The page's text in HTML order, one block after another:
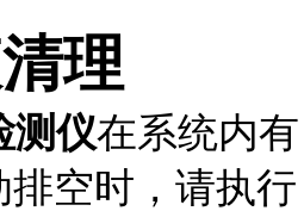
理
测仪在系统内有
空时，请执行